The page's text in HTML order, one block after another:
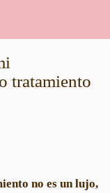
tratamiento
no es un lujo,